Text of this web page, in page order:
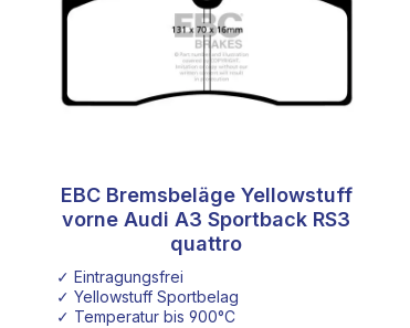
EBC Bremsbeläge Yellowstuff
vorne Audi A3 Sportback RS3
quattro
✓ Eintragungsfrei
✓ Yellowstuff Sportbelag
✓ Temperatur bis 900°C